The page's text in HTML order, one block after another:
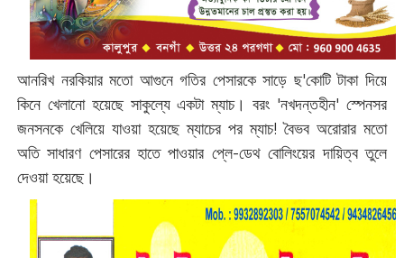
আনরিখ নরকিয়ার মতো আগুনে গতির পেসারকে সাড়ে ছ'কোটি টাকা দিয়ে
কিনে খেলানো হয়েছে সাকুল্যে একটা ম্যাচ। বরং 'নখদন্তহীন' স্পেনসর
জনসনকে খেলিয়ে যাওয়া হয়েছে ম্যাচের পর ম্যাচ! বৈভব অরোরার মতো
অতি সাধারণ পেসারের হাতে পাওয়ার প্লে-ডেথ বোলিংয়ের দায়িত্ব তুলে
দেওয়া হয়েছে।